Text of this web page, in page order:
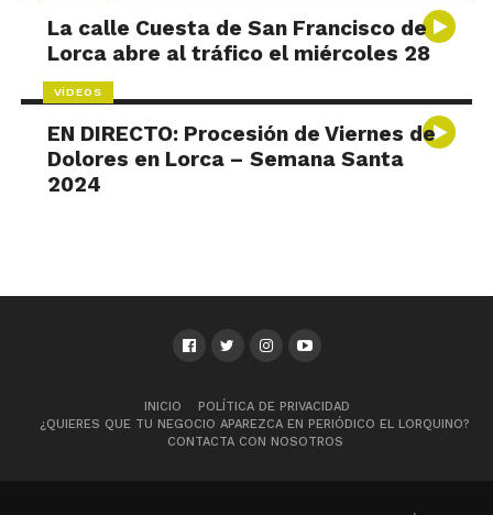
La calle Cuesta de San Francisco de
Lorca abre al tráfico el miércoles 28
VÍDEOS
EN DIRECTO: Procesión de Viernes de
Dolores en Lorca – Semana Santa
2024
INICIO
POLÍTICA DE PRIVACIDAD
¿QUIERES QUE TU NEGOCIO APAREZCA EN PERIÓDICO EL LORQUINO?
CONTACTA CON NOSOTROS